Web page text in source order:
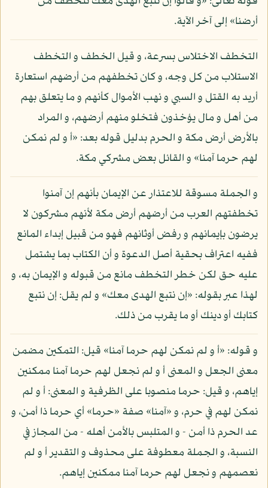
أرضنا» إلى آخر الآية.
التخطف الاختلاس بسرعة، و قيل الخطف و التخطف
الاستلاب من كل وجه، و كان تخطفهم من أرضهم استعارة
أريد به القتل و السبي و نهب الأموال كأنهم و ما يتعلق بهم
من أهل و مال يؤخذون فتخلو منهم أرضهم، و المراد
بالأرض أرض مكة و الحرم بدليل قوله بعد: «أ و لم نمكن
لهم حرما آمنا» و القائل بعض مشركي مكة.
و الجملة مسوقة للاعتذار عن الإيمان بأنهم إن آمنوا
تخطفتهم العرب من أرضهم أرض مكة لأنهم مشركون لا
يرضون بإيمانهم و رفض أوثانهم فهو من قبيل إبداء المانع
ففيه اعتراف بحقية أصل الدعوة و أن الكتاب بما يشتمل
عليه حق لكن خطر التخطف مانع من قبوله و الإيمان به، و
لهذا عبر بقوله: «إن نتبع الهدى معك» و لم يقل: إن نتبع
كتابك أو دينك أو ما يقرب من ذلك.
و قوله: «أ و لم نمكن لهم حرما آمنا» قيل: التمكين مضمن
معنى الجعل و المعنى أ و لم نجعل لهم حرما آمنا ممكنين
إياهم، و قيل: حرما منصوبا على الظرفية و المعنى: أ و لم
نمكن لهم في حرم، و «آمنا» صفة «حرما» أي حرما ذا أمن، و
عد الحرم ذا أمن - و المتلبس بالأمن أهله - من المجاز في
النسبة، و الجملة معطوفة على محذوف و التقدير أ و لم
نعصمهم و نجعل لهم حرما آمنا ممكنين إياهم.